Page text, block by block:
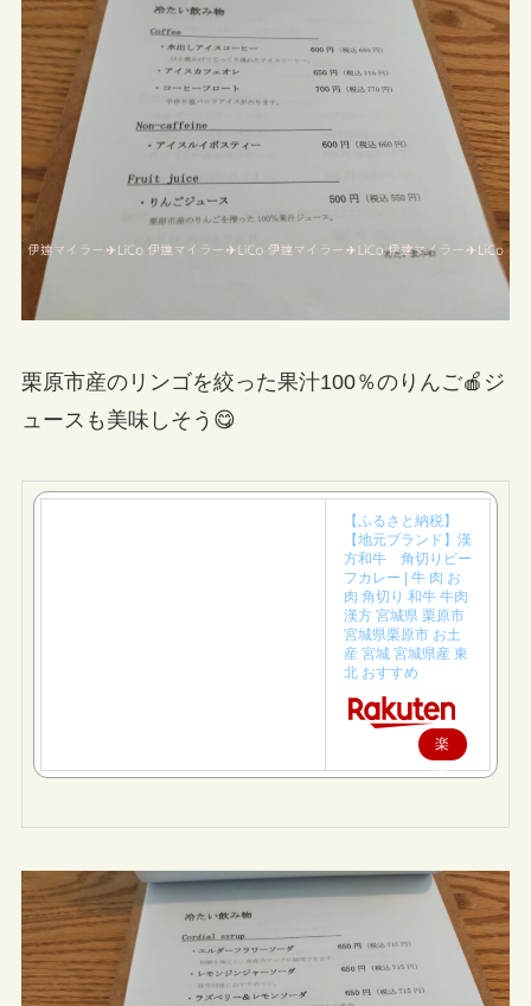
栗原市産のリンゴを絞った果汁100％のりんご🍎ジ
ュースも美味しそう😋
【ふるさと納税】
【地元ブランド】漢
方和牛 角切りビー
フカレー | 牛 肉 お
肉 角切り 和牛 牛肉
漢方 宮城県 栗原市
宮城県栗原市 お土
産 宮城 宮城県産 東
北 おすすめ
楽
天
入